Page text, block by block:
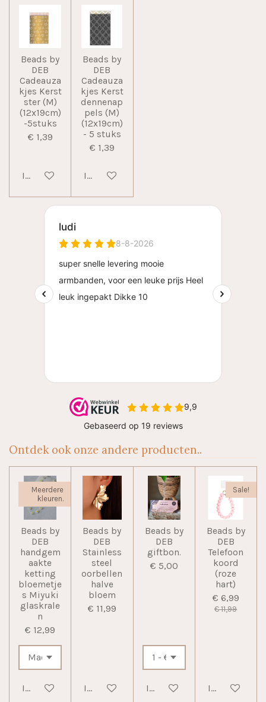
Beads by
DEB
Cadeauza
kjes Kerst
ster (M)
(12x19cm)
-5stuks
€ 1,39
In winkelwagen
Beads by
DEB
Cadeauza
kjes Kerst
dennenap
pels (M)
(12x19cm)
- 5 stuks
€ 1,39
In winkelwagen
Ontdek ook onze andere producten..
Meerdere
kleuren.
Beads by
DEB
handgem
aakte
ketting
bloemetje
s Miyuki
glaskrale
n
€ 12,99
In winkelwagen
Beads by
DEB
Stainless
steel
oorbellen
halve
bloem
€ 11,99
In winkelwagen
Beads by
DEB
giftbon.
€ 5,00
In winkelwagen
Sale!
Beads by
DEB
Telefoon
koord
(roze
hart)
€ 6,99
€ 11,99
In